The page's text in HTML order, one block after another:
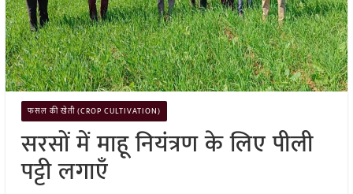
फसल की खेती (CROP CULTIVATION)
सरसों में माहू नियंत्रण के लिए पीली
पट्टी लगाएँ